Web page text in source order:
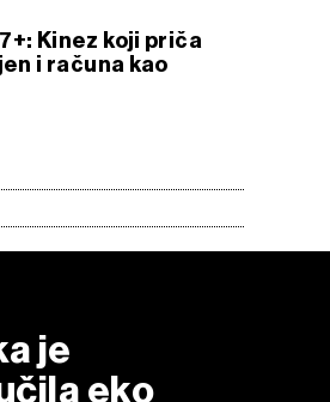
Kinez koji priča
i računa kao
je
eko